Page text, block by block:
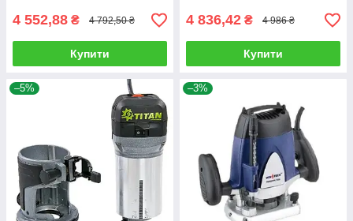
4 552,88 ₴ 4 792,50 ₴
Купити
4 836,42 ₴ 4 986 ₴
Купити
–5% –3%